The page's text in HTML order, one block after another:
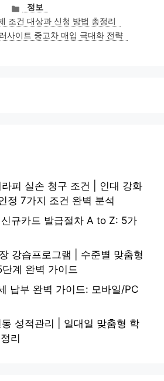
카
테
고
리
정보
조건 대상과 신청 방법 총정리
사이트 중고차 매입 극대화 전략
피 실손 청구 조건 | 인대 강화
정 7가지 조건 완벽 분석
규카드 발급절차 A to Z: 5가
강습프로그램 | 수준별 맞춤형
계 완벽 가이드
납부 완벽 가이드: 모바일/PC
성적관리 | 일대일 맞춤형 학
리